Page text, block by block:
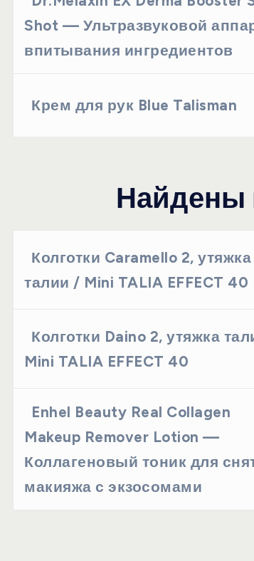
Shot — Ультразвуковой
впитывания ингредиентов
Крем для рук Blue Talisman
Найдены
Колготки Caramello 2, утяжка
талии / Mini TALIA EFFECT 40
Колготки Daino 2, утяжка
Mini TALIA EFFECT 40
Enhel Beauty Real Collagen
Makeup Remover Lotion —
Коллагеновый тоник для
макияжа с экзосомами